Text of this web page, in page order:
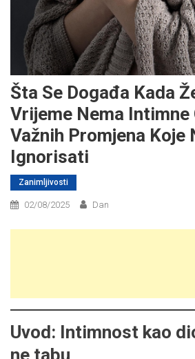
Šta Se Događa Kada
Vrijeme Nema Intimne
Važnih Promjena Koje
Ignorisati
Zanimljivosti
02/08/2025 Dan
Uvod: Intimnost kao
ne tabu